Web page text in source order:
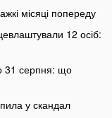
місяці попереду
12 осіб:
31 серпня: що
у скандал